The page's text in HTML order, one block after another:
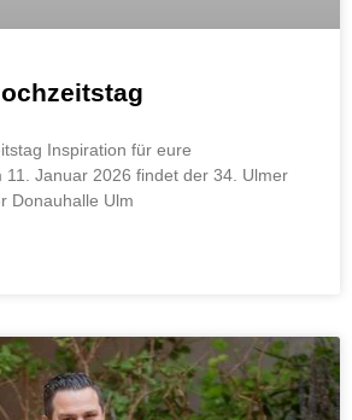
Inspiration für eure
11. Januar 2026 findet der 34. Ulmer
Donauhalle Ulm